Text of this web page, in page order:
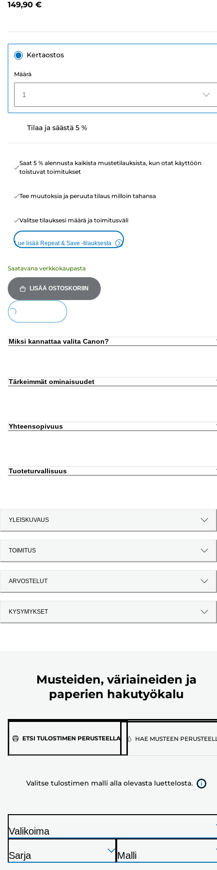
149,90 €
Kertaostos
Määrä
1
Tilaa ja säästä 5 %
Saat 5 % alennusta kaikista mustetilauksista, kun otat käyttöön
toistuvat toimitukset
Tee muutoksia ja peruuta tilaus milloin tahansa
Valitse tilauksesi määrä ja toimitusväli
Lue lisää Repeat & Save -tilauksesta
Saatavana verkkokaupasta
LISÄÄ OSTOSKORIIN
Miksi kannattaa valita Canon?
Tärkeimmät ominaisuudet
Yhteensopivuus
Tuoteturvallisuus
YLEISKUVAUS
TOIMITUS
ARVOSTELUT
KYSYMYKSET
Musteiden, väriaineiden ja
paperien hakutyökalu
ETSI TULOSTIMEN PERUSTEELLAValitse
olevasta
HAE MUSTEEN
Valitse tulostimen malli alla olevasta luettelosta.
Paina
Enter
T
Valikoima
Paina
Enter
T
Sarja
Paina
Enter
T
Malli